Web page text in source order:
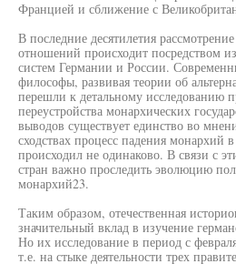
Францией и сближение с
В последние десятилетия
отношений происходит посредством
систем Германии и России.
философы, развивая теории об
перешли к детальному исследованию
переустройства монархических
выводов существует единство во
сходствах процесс падения монархий
происходил не одинаково. В связи с
стран важно проследить эволюцию
монархий23.
Таким образом, отечественная
значительный вклад в изучение
Но их исследование в период с
т.е. на стыке деятельности трех